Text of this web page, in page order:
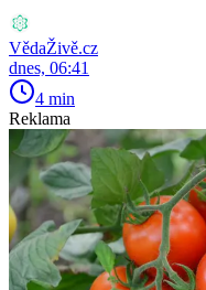
VědaŽivě.cz
dnes, 06:41
4 min
Reklama